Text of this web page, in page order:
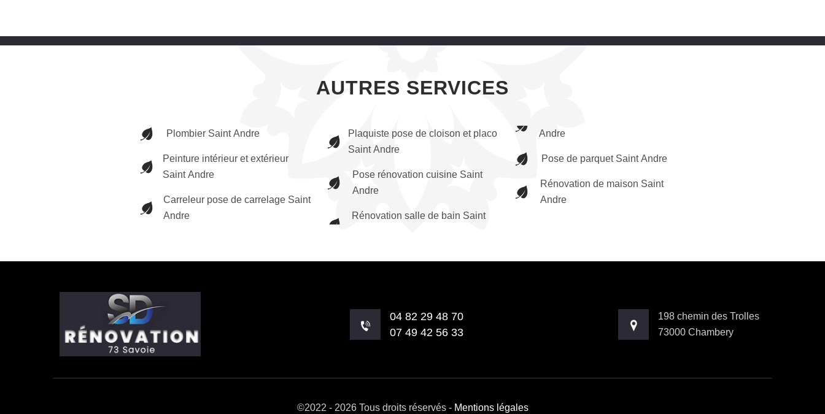
AUTRES SERVICES
Plombier Saint Andre
Peinture intérieur et extérieur
Saint Andre
Carreleur pose de carrelage Saint
Andre
Plaquiste pose de cloison et placo
Saint Andre
Pose rénovation cuisine Saint
Andre
Rénovation salle de bain Saint
Andre
Pose de parquet Saint Andre
Rénovation de maison Saint
Andre
04 82 29 48 70
07 49 42 56 33
198 chemin des Trolles
73000 Chambery
©2022 - 2026 Tous droits réservés - Mentions légales